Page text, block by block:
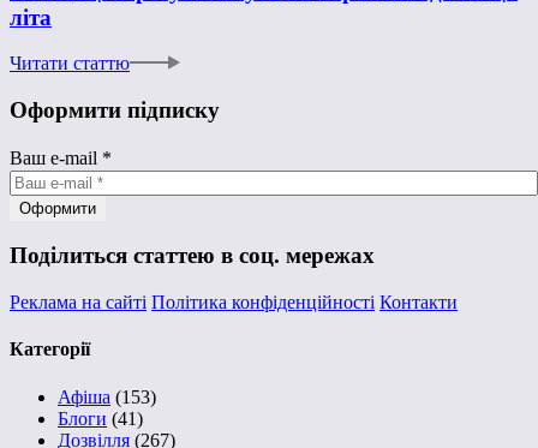
літа
Читати статтю
Оформити підписку
Ваш e-mail *
Поділиться статтею в соц. мережах
Реклама на сайті Політика конфіденційності Контакти
Категорії
Афіша (153)
Блоги (41)
Дозвілля (267)